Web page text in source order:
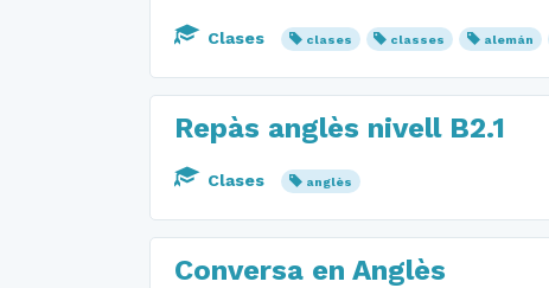
Clases clases classes alemán
Repàs anglès nivell B2.1
Clases anglès
Conversa en Anglès